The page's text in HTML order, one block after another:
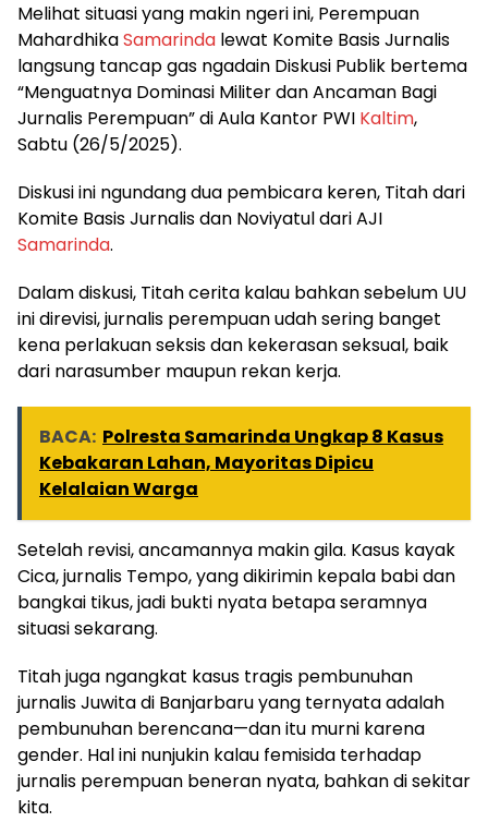
Melihat situasi yang makin ngeri ini, Perempuan
MahardhikaSamarinda lewat Komite Basis Jurnalis
langsung tancap gas ngadain Diskusi Publik bertema
“Menguatnya Dominasi Militer dan Ancaman Bagi
Jurnalis Perempuan” di Aula Kantor PWI Kaltim,
Sabtu (26/5/2025).
Diskusi ini ngundang dua pembicara keren, Titah dari
Komite Basis Jurnalis dan Noviyatul dari AJI
Samarinda.
Dalam diskusi, Titah cerita kalau bahkan sebelum UU
ini direvisi, jurnalis perempuan udah sering banget
kena perlakuan seksis dan kekerasan seksual, baik
dari narasumber maupun rekan kerja.
BACA: Polresta Samarinda Ungkap 8 Kasus
Kebakaran Lahan, Mayoritas Dipicu
Kelalaian Warga
Setelah revisi, ancamannya makin gila. Kasus kayak
Cica, jurnalis Tempo, yang dikirimin kepala babi dan
bangkai tikus, jadi bukti nyata betapa seramnya
situasi sekarang.
Titah juga ngangkat kasus tragis pembunuhan
jurnalis Juwita di Banjarbaru yang ternyata adalah
pembunuhan berencana—dan itu murni karena
gender. Hal ini nunjukin kalau femisida terhadap
jurnalis perempuan beneran nyata, bahkan di sekitar
kita.